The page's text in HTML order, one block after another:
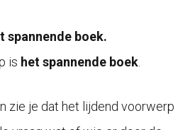
spannende boek.
is het spannende boek.
zie je dat het lijdend voorwerp